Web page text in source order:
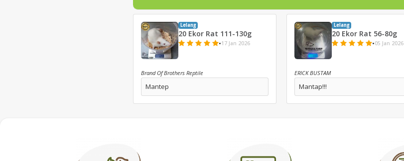
Lelang
20 Ekor Rat 111-130g
•17 Jan 2026
Brand Of Brothers Reptile
Mantep
Lelang
20 Ekor Rat 56-80g
•05 Jan 2026
ERICK BUSTAM
Mantap!!!